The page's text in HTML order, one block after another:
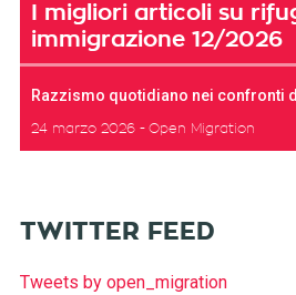
I migliori articoli su
immigrazione 12/2026
Razzismo quotidiano nei confronti
24 marzo 2026 Open Migration
TWITTER FEED
Tweets by open_migration